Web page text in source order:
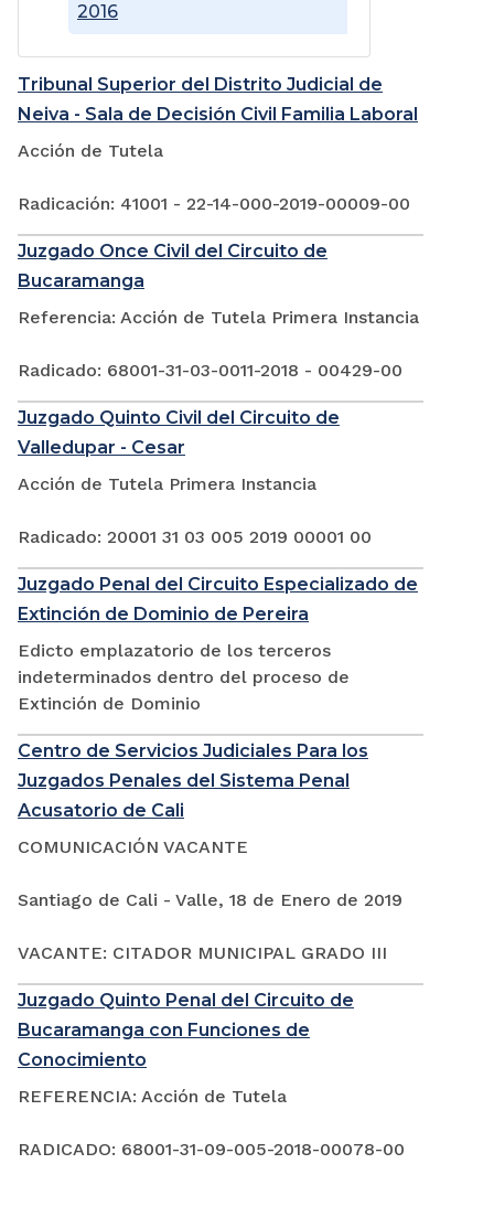
2016
Tribunal Superior del Distrito Judicial de
Neiva - Sala de Decisión Civil Familia Laboral
Acción de Tutela
Radicación: 41001 - 22-14-000-2019-00009-00
Juzgado Once Civil del Circuito de
Bucaramanga
Referencia: Acción de Tutela Primera Instancia
Radicado: 68001-31-03-0011-2018 - 00429-00
Juzgado Quinto Civil del Circuito de
Valledupar - Cesar
Acción de Tutela Primera Instancia
Radicado: 20001 31 03 005 2019 00001 00
Juzgado Penal del Circuito Especializado de
Extinción de Dominio de Pereira
Edicto emplazatorio de los terceros
indeterminados dentro del proceso de
Extinción de Dominio
Centro de Servicios Judiciales Para los
Juzgados Penales del Sistema Penal
Acusatorio de Cali
COMUNICACIÓN VACANTE
Santiago de Cali - Valle, 18 de Enero de 2019
VACANTE: CITADOR MUNICIPAL GRADO III
Juzgado Quinto Penal del Circuito de
Bucaramanga con Funciones de
Conocimiento
REFERENCIA: Acción de Tutela
RADICADO: 68001-31-09-005-2018-00078-00